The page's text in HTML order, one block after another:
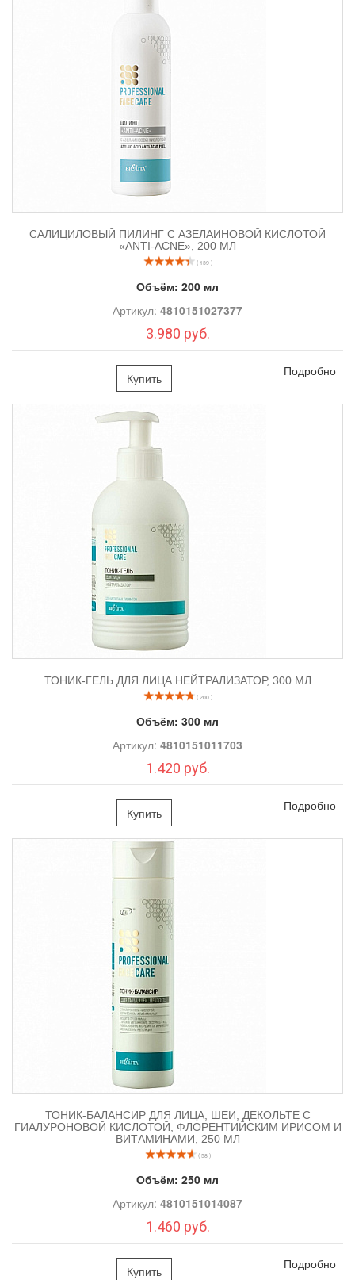
САЛИЦИЛОВЫЙ ПИЛИНГ С АЗЕЛАИНОВОЙ КИСЛОТОЙ
«ANTI-ACNE», 200 МЛ
( 139 )
Объём: 200 мл
Артикул: 4810151027377
3.980 руб.
Купить Подробно
ТОНИК-ГЕЛЬ ДЛЯ ЛИЦА НЕЙТРАЛИЗАТОР, 300 МЛ
( 200 )
Объём: 300 мл
Артикул: 4810151011703
1.420 руб.
Купить Подробно
ТОНИК-БАЛАНСИР ДЛЯ ЛИЦА, ШЕИ, ДЕКОЛЬТЕ С
ГИАЛУРОНОВОЙ КИСЛОТОЙ, ФЛОРЕНТИЙСКИМ ИРИСОМ И
ВИТАМИНАМИ, 250 МЛ
( 58 )
Объём: 250 мл
Артикул: 4810151014087
1.460 руб.
Купить Подробно